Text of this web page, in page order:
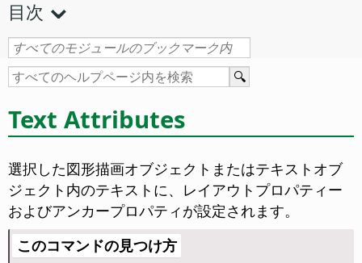
目次
Text Attributes
選択した図形描画オブジェクトまたはテキストオブ
ジェクト内のテキストに、レイアウトプロパティー
およびアンカープロパティが設定されます。
このコマンドの見つけ方